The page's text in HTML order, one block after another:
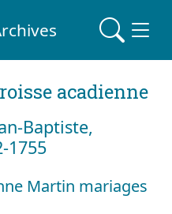
acadienne
Baptiste,
1755
Martin mariages